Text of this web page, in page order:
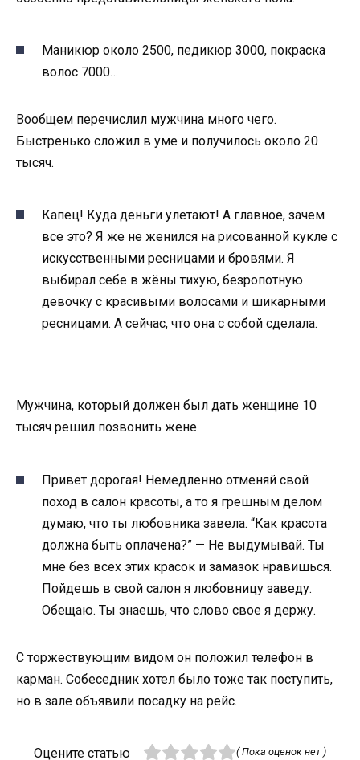
Маникюр около 2500, педикюр 3000, покраска
волос 7000…
Вообщем перечислил мужчина много чего.
Быстренько сложил в уме и получилось около 20
тысяч.
Капец! Куда деньги улетают! А главное, зачем
все это? Я же не женился на рисованной кукле с
искусственными ресницами и бровями. Я
выбирал себе в жёны тихую, безропотную
девочку с красивыми волосами и шикарными
ресницами. А сейчас, что она с собой сделала.
Мужчина, который должен был дать женщине 10
тысяч решил позвонить жене.
Привет дорогая! Немедленно отменяй свой
поход в салон красоты, а то я грешным делом
думаю, что ты любовника завела. “Как красота
должна быть оплачена?” — Не выдумывай. Ты
мне без всех этих красок и замазок нравишься.
Пойдешь в свой салон я любовницу заведу.
Обещаю. Ты знаешь, что слово свое я держу.
С торжествующим видом он положил телефон в
карман. Собеседник хотел было тоже так поступить,
но в зале объявили посадку на рейс.
Оцените статью ( Пока оценок нет )